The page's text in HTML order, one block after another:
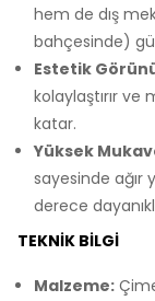
hem de dış
bahçesinde)
Estetik
kolaylaştırır ve
katar.
Yüksek
sayesinde ağır
derece
TEKNIK BILGI
Malzeme: